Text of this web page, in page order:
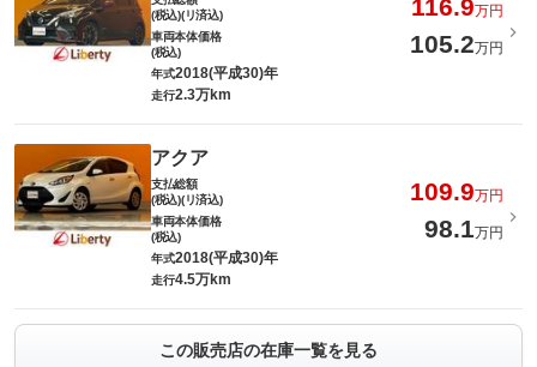
(税込)(リ済込)
116.9万円
車両本体価格
(税込)
105.2万円
年式2018(平成30)年
走行2.3万km
アクア
支払総額
(税込)(リ済込)
109.9万円
車両本体価格
(税込)
98.1万円
年式2018(平成30)年
走行4.5万km
この販売店の在庫一覧を見る